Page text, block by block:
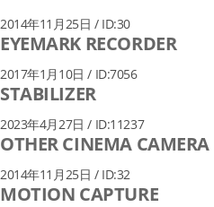
2014年11月25日 / ID:30
EYEMARK RECORDER
2017年1月10日 / ID:7056
STABILIZER
2023年4月27日 / ID:11237
OTHER CINEMA CAMERA
2014年11月25日 / ID:32
MOTION CAPTURE